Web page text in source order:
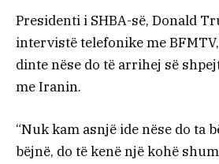
Presidenti i SHBA-së, Donald
intervistë telefonike me
dinte nëse do të arrihej së
me Iranin.
“Nuk kam asnjë ide nëse do ta
bëjnë, do të kenë një kohë